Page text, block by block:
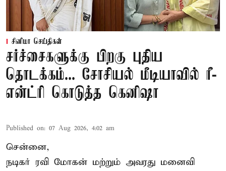
சினிமா செய்திகள்
சர்ச்சைகளுக்கு பிறகு புதிய
தொடக்கம்... சோசியல் மீடியாவில் ரீ-
என்ட்ரி கொடுத்த கெனிஷா
Published on: 07 Aug 2026, 4:02 am
சென்னை,
நடிகர் ரவி மோகன் மற்றும் அவரது மனைவி